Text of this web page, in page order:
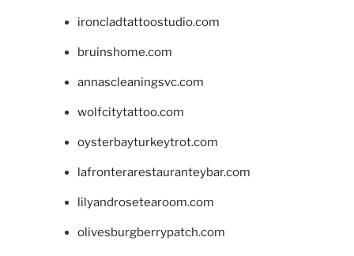
ironcladtattoostudio.com
bruinshome.com
annascleaningsvc.com
wolfcitytattoo.com
oysterbayturkeytrot.com
lafronterarestauranteybar.com
lilyandrosetearoom.com
olivesburgberrypatch.com